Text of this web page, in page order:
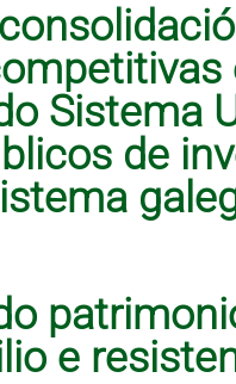
Sistema
de
e